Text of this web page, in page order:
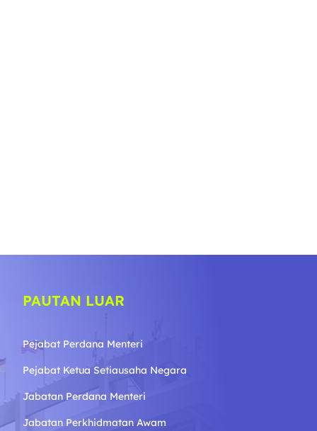
PAUTAN LUAR
Pejabat Perdana Menteri
Pejabat Ketua Setiausaha Negara
Jabatan Perdana Menteri
Jabatan Perkhidmatan Awam